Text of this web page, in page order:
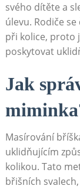
svého dítěte a
úlevu. Rodiče
při kolice, proto
poskytovat
Jak
Masírování
uklidňujícím
kolikou. Tato
břišních